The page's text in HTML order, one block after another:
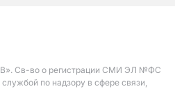
Св-во о регистрации СМИ ЭЛ №ФС
по надзору в сфере связи,